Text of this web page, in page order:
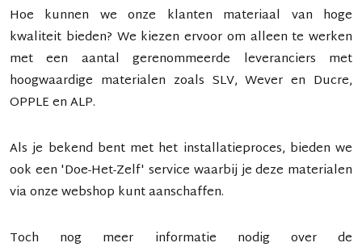
Hoe kunnen we onze klanten materiaal van hoge
kwaliteit bieden? We kiezen ervoor om alleen te werken
met een aantal gerenommeerde leveranciers met
hoogwaardige materialen zoals SLV,Wever en Ducre,
OPPLEenALP.
Als je bekend bent met het installatieproces, bieden we
ook een 'Doe-Het-Zelf' service waarbij je deze materialen
via onzewebshop kunt aanschaffen.
Toch nog meer informatie nodig over de